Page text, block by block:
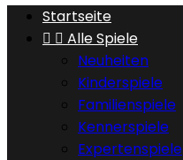
Startseite
  Alle Spiele
Neuheiten
Kinderspiele
Familienspiele
Kennerspiele
Expertenspiele